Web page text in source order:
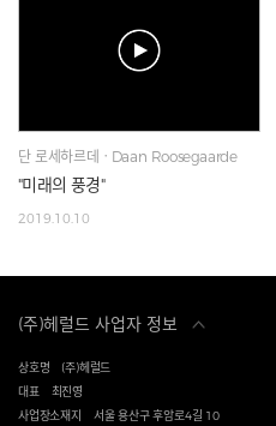
단 로세하르데ㆍDaan Roosegaarde
"미래의 풍경"
2019.10.10
(주)헤럴드 사업자 정보
상호명
(주)헤럴드
대표
최진영
사업장소재지
서울 용산구 후암로4길 10